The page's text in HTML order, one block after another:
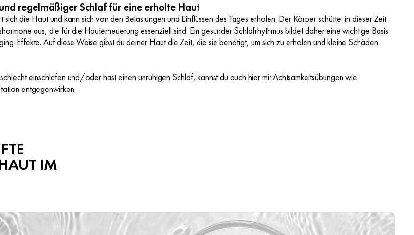
regelmäßiger Schlaf für eine erholte Haut
sich die Haut und kann sich von den Belastungen und Einflüssen des Tages erholen. Der Körper schüttet in dieser Zeit
aus, die für die Hauterneuerung essenziell sind. Ein gesunder Schlafrhythmus bildet daher eine wichtige Basis
Effekte. Auf diese Weise gibst du deiner Haut die Zeit, die sie benötigt, um sich zu erholen und kleine Schäden
einschlafen und/oder hast einen unruhigen Schlaf, kannst du auch hier mit Achtsamkeitsübungen wie
entgegenwirken.
IM